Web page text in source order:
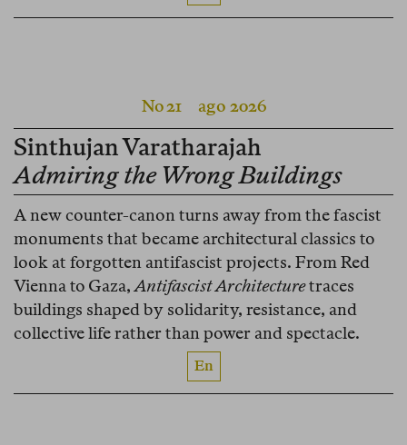
No 21ago 2026
Sinthujan Varatharajah
Admiring the Wrong Buildings
A new counter-canon turns away from the fascist
monuments that became architectural classics to
look at forgotten antifascist projects. From Red
Vienna to Gaza,Antifascist Architecturetraces
buildings shaped by solidarity, resistance, and
collective life rather than power and spectacle.
En